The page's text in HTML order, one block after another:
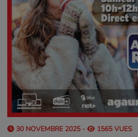
30 NOVEMBRE 2025 -
1565 VUES